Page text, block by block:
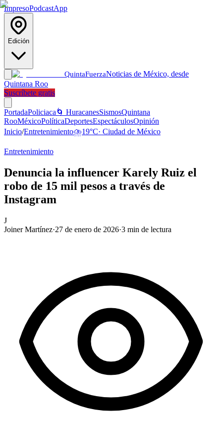
ImpresoPodcastApp
Edición
QuintaFuerzaNoticias de México, desde
Quintana Roo
Suscríbete gratis
PortadaPoliciaca 🌀 HuracanesSismosQuintana
RooMéxicoPolíticaDeportesEspectáculosOpinión
Inicio/Entretenimiento⛈️19°C· Ciudad de México
Entretenimiento
Denuncia la influencer Karely Ruiz el
robo de 15 mil pesos a través de
Instagram
J
Joiner Martínez·27 de enero de 2026·3 min de lectura